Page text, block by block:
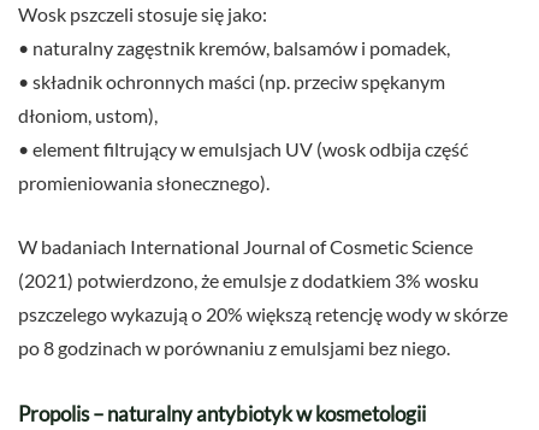
Wosk pszczeli stosuje się jako:
• naturalny zagęstnik kremów, balsamów i pomadek,
• składnik ochronnych maści (np. przeciw spękanym
dłoniom, ustom),
• element filtrujący w emulsjach UV (wosk odbija część
promieniowania słonecznego).
W badaniach International Journal of Cosmetic Science
(2021) potwierdzono, że emulsje z dodatkiem 3% wosku
pszczelego wykazują o 20% większą retencję wody w skórze
po 8 godzinach w porównaniu z emulsjami bez niego.
Propolis – naturalny antybiotyk w kosmetologii